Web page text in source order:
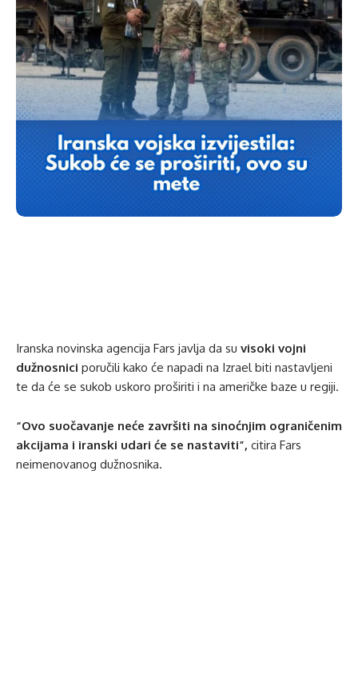
Iranska novinska agencija Fars javlja da su visoki vojni
dužnosnici poručili kako će napadi na Izrael biti nastavljeni
te da će se sukob uskoro proširiti i na američke baze u regiji.
“Ovo suočavanje neće završiti na sinoćnjim ograničenim
akcijama i iranski udari će se nastaviti”, citira Fars
neimenovanog dužnosnika.